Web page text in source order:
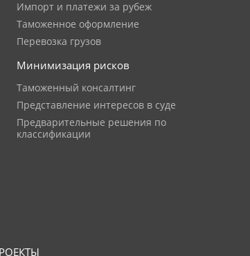
Импорт и платежи за рубеж
Таможенное оформление
Перевозка грузов
Минимизация рисков
Таможенный консалтинг
Представление интересов в суде
Предварительные решения по
классификации